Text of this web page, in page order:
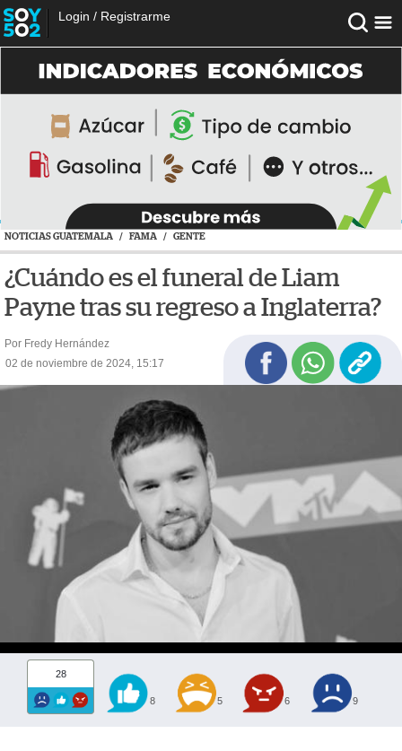
Login / Registrarme
NOTICIAS GUATEMALA / FAMA / GENTE
¿Cuándo es el funeral de Liam
Payne tras su regreso a Inglaterra?
Por Fredy Hernández
02 de noviembre de 2024, 15:17
28
8 5 6 9